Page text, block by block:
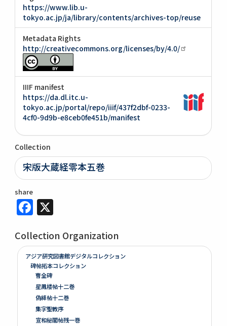
https://www.lib.u-
tokyo.ac.jp/ja/library/contents/archives-top/reuse
Metadata Rights
http://creativecommons.org/licenses/by/4.0/
IIIF manifest
https://da.dl.itc.u-
tokyo.ac.jp/portal/repo/iiif/437f2dbf-0233-
4cf0-9d9b-e8ceb0fe451b/manifest
Collection
宋版大蔵経零本五巻
share
Facebook
Collection Organization
アジア研究図書館デジタルコレクション
碑帖拓本コレクション
曹全碑
星鳳楼帖十二巻
偽絳帖十二巻
集字聖教序
宣和秘閣帖残一巻